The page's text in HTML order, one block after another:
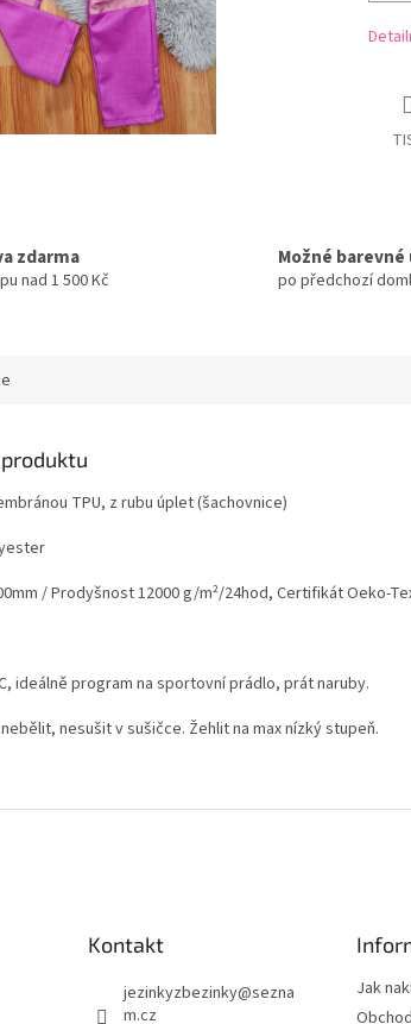
zdarma
nad 1 500 Kč
Možné
po předchozí
TPU, z rubu úplet (šachovnice)
/ Prodyšnost 12000 g/m²/24hod,Certifikát Oeko-
ideálně program na sportovní prádlo, prát naruby.
nesušit v sušičce. Žehlit na max nízký stupeň.
Kontakt
jezinkyzbezinky@sezna
m.cz
Jak